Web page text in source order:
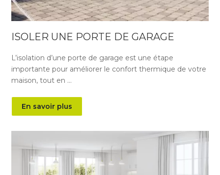
ISOLER UNE PORTE DE GARAGE
L’isolation d’une porte de garage est une étape
importante pour améliorer le confort thermique de votre
maison, tout en …
En savoir plus